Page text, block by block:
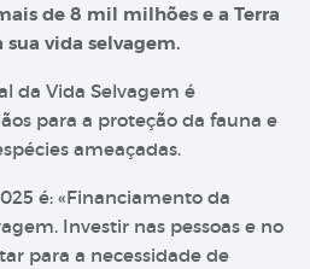
de 8 mil milhões e a Terra
vida selvagem.
da Vida Selvagem é
para a proteção da fauna e
ameaçadas.
é: «Financiamento da
Investir nas pessoas e no
para a necessidade de